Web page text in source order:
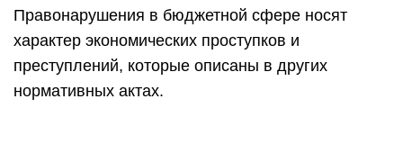
Правонарушения в бюджетной сфере носят
характер экономических проступков и
преступлений, которые описаны в других
нормативных актах.